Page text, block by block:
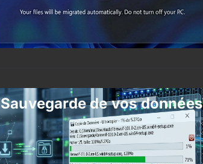
Sauvegarde de vos données